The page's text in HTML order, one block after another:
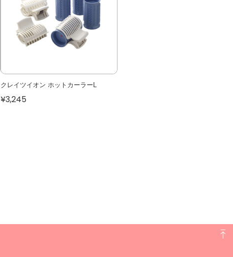
クレイツイオン ホットカーラーL
¥3,245